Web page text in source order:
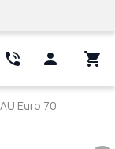
Euro 70